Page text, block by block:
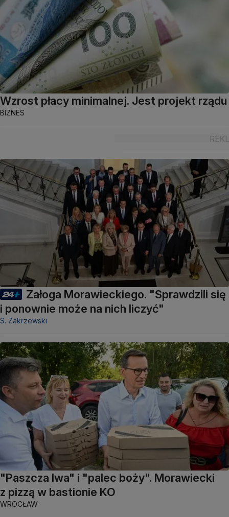
Wzrost płacy minimalnej. Jest projekt rządu
BIZNES
Załoga Morawieckiego. "Sprawdzili się
i ponownie może na nich liczyć"
S. Zakrzewski
"Paszcza lwa" i "palec boży". Morawiecki
z pizzą w bastionie KO
WROCŁAW